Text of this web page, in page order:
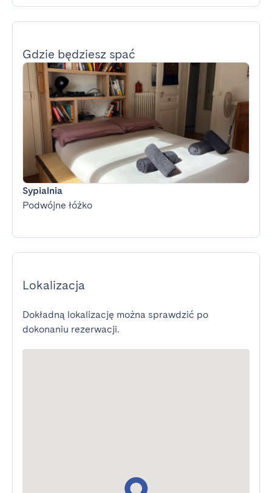
Gdzie będziesz spać
Sypialnia
Podwójne łóżko
Lokalizacja
Dokładną lokalizację można sprawdzić po
dokonaniu rezerwacji.